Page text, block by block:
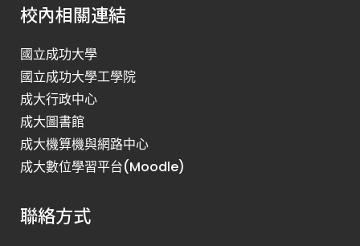
校內相關連結
國立成功大學
國立成功大學工學院
成大行政中心
成大圖書館
成大機算機與網路中心
成大數位學習平台(Moodle)
聯絡方式